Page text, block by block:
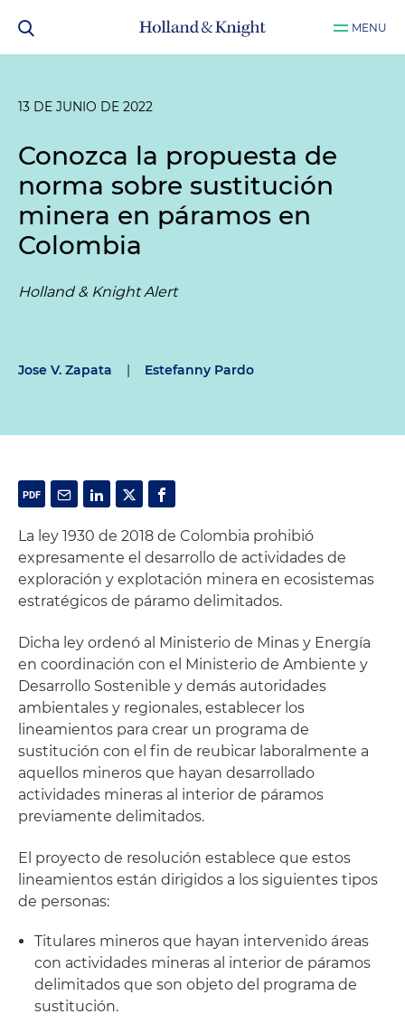
MENU
13 DE JUNIO DE 2022
Conozca la propuesta de
norma sobre sustitución
minera en páramos en
Colombia
Holland & Knight Alert
Jose V. Zapata | Estefanny Pardo
La ley 1930 de 2018 de Colombia prohibió
expresamente el desarrollo de actividades de
exploración y explotación minera en ecosistemas
estratégicos de páramo delimitados.
Dicha ley ordenó al Ministerio de Minas y Energía
en coordinación con el Ministerio de Ambiente y
Desarrollo Sostenible y demás autoridades
ambientales y regionales, establecer los
lineamientos para crear un programa de
sustitución con el fin de reubicar laboralmente a
aquellos mineros que hayan desarrollado
actividades mineras al interior de páramos
previamente delimitados.
El proyecto de resolución establece que estos
lineamientos están dirigidos a los siguientes tipos
de personas:
Titulares mineros que hayan intervenido áreas
con actividades mineras al interior de páramos
delimitados que son objeto del programa de
sustitución.